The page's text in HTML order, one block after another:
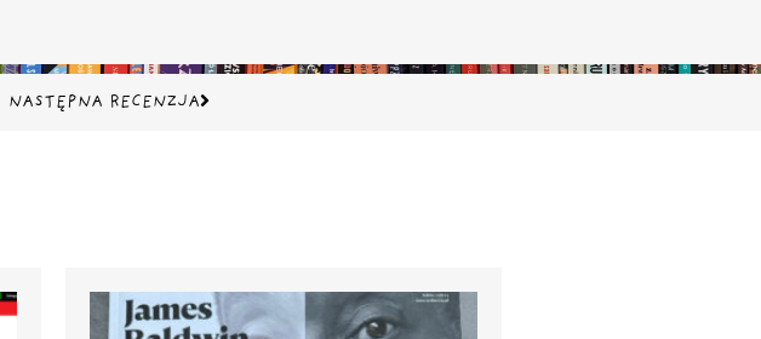
NASTĘPNA RECENZJANastępny